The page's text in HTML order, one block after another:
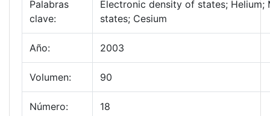
Palabras
clave:
Electronic density of states; Helium;
states; Cesium
Año: 2003
Volumen: 90
Número: 18